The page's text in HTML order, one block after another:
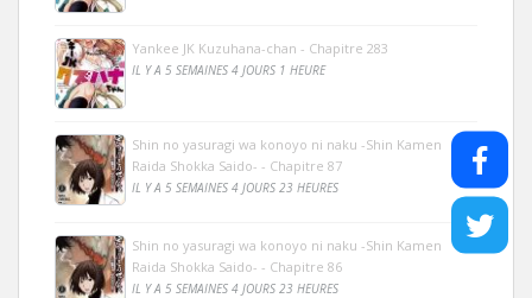
Yankee JK Kuzuhana-chan - Chapitre 283
IL Y A 5 SEMAINES 4 JOURS 1 HEURE
Shin no yasuragi wa konoyo ni naku -Shin Kamen
Raida Shokka Saido- - Chapitre 87
IL Y A 5 SEMAINES 4 JOURS 23 HEURES
Shin no yasuragi wa konoyo ni naku -Shin Kamen
Raida Shokka Saido- - Chapitre 86
IL Y A 5 SEMAINES 4 JOURS 23 HEURES